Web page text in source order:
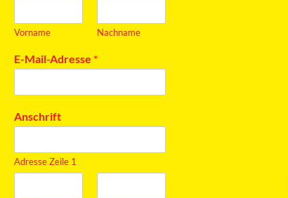
Vorname Nachname
E-Mail-Adresse *
Anschrift
Adresse Zeile 1